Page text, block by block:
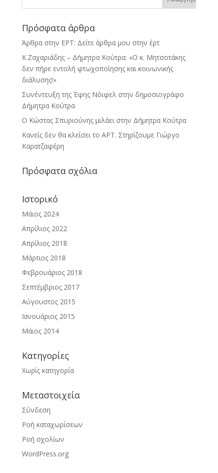
Πρόσφατα άρθρα
Άρθρα στην ΕΡΤ: Δείτε άρθρα μου στην έρτ
Κ.Ζαχαριάδης – Δήμητρα Κούτρα: «Ο κ. Μητσοτάκης
δεν πήρε εντολή φτωχοποίησης και κοινωνικής
διάλυσης!»
Συνέντευξη της Έφης Νόιφελ στην δημοσιογράφο
Δήμητρα Κούτρα
Ο Κώστας Σπυριούνης μιλάει στην Δήμητρα Κούτρα
Κανείς δεν θα κλείσει το ΑΡΤ. Στηρίζουμε Γιώργο
Καρατζαφέρη
Πρόσφατα σχόλια
Ιστορικό
Μάιος 2024
Απρίλιος 2022
Απρίλιος 2018
Μάρτιος 2018
Φεβρουάριος 2018
Σεπτέμβριος 2017
Αύγουστος 2015
Ιανουάριος 2015
Μάιος 2014
Kατηγορίες
Χωρίς κατηγορία
Μεταστοιχεία
Σύνδεση
Ροή καταχωρίσεων
Ροή σχολίων
WordPress.org